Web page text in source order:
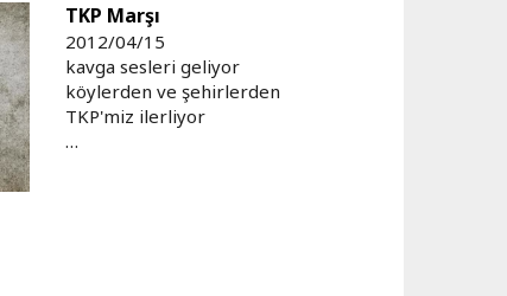
TKP Marşı
2012/04/15
kavga sesleri geliyor
köylerden ve şehirlerden
TKP'miz ilerliyor
…